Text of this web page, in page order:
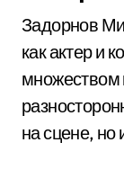
Задорнов
как актер и
множеством
на сцене, но